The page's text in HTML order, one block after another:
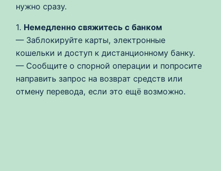
нужно сразу.
1. Немедленно свяжитесь с банком
— Заблокируйте карты, электронные
кошельки и доступ к дистанционному банку.
— Сообщите о спорной операции и попросите
направить запрос на возврат средств или
отмену перевода, если это ещё возможно.